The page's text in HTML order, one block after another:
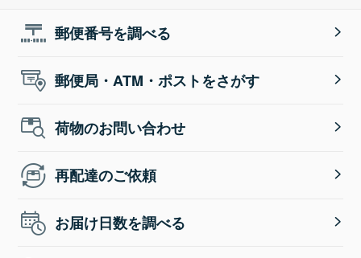
郵便番号を調べる
郵便局・ATM・ポストをさがす
荷物のお問い合わせ
再配達のご依頼
お届け日数を調べる